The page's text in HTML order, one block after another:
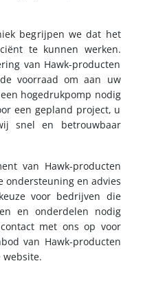
begrijpen we dat het
te kunnen werken.
van Hawk-producten
voorraad om aan uw
hogedrukpomp nodig
een gepland project, u
snel en betrouwbaar
van Hawk-producten
ondersteuning en advies
voor bedrijven die
en onderdelen nodig
met ons op voor
van Hawk-producten
website.